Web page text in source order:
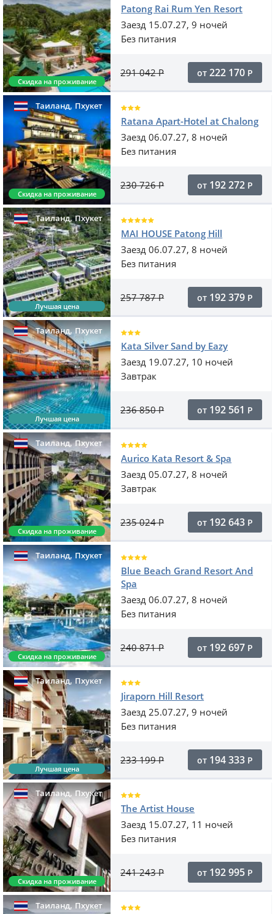
Скидка на проживание
Patong Rai Rum Yen Resort
Заезд 15.07.27, 9 ночей
Без питания
291 042Р от 222 170 Р
Таиланд,Пхукет
Скидка на проживание
Ratana Apart-Hotel at Chalong
Заезд 06.07.27, 8 ночей
Без питания
230 726Р от 192 272 Р
Таиланд,Пхукет
Лучшая цена
MAI HOUSE Patong Hill
Заезд 06.07.27, 8 ночей
Без питания
257 787Р от 192 379 Р
Таиланд,Пхукет
Лучшая цена
Kata Silver Sand by Eazy
Заезд 19.07.27, 10 ночей
Завтрак
236 850Р от 192 561 Р
Таиланд,Пхукет
Скидка на проживание
Aurico Kata Resort & Spa
Заезд 05.07.27, 8 ночей
Завтрак
235 024Р от 192 643 Р
Таиланд,Пхукет
Скидка на проживание
Blue Beach Grand Resort And
Spa
Заезд 06.07.27, 8 ночей
Без питания
240 871Р от 192 697 Р
Таиланд,Пхукет
Лучшая цена
Jiraporn Hill Resort
Заезд 25.07.27, 9 ночей
Без питания
233 199Р от 194 333 Р
Таиланд,Пхукет
Скидка на проживание
The Artist House
Заезд 15.07.27, 11 ночей
Без питания
241 243Р от 192 995 Р
Таиланд,Пхукет